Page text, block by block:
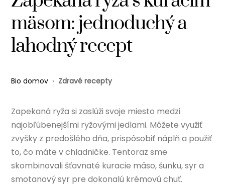
mäsom: jednoduchý a
lahodný recept
Bio domov › Zdravé recepty
Zapekaná ryža si zaslúži svoje miesto medzi
najobľúbenejšími ryžovými jedlami. Môžete využiť
zvyšky z predošlého dňa, prispôsobiť náplň a použiť
to, čo máte v chladničke. Tentoraz sme
skombinovali šťavnaté kuracie mäso, šunku, syr a
smotanový syr pre dokonalú krémovú chuť.